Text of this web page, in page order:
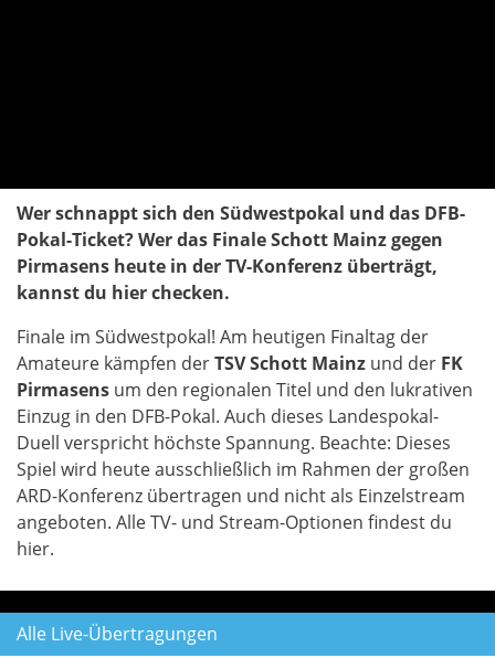
Wer schnappt sich den Südwestpokal und das DFB-
Pokal-Ticket? Wer das Finale Schott Mainz gegen
Pirmasens heute in der TV-Konferenz überträgt,
kannst du hier checken.
Finale im Südwestpokal! Am heutigen Finaltag der
Amateure kämpfen derTSV Schott Mainz und der FK
Pirmasens um den regionalen Titel und den lukrativen
Einzug in den DFB-Pokal. Auch dieses Landespokal-
Duell verspricht höchste Spannung. Beachte: Dieses
Spiel wird heute ausschließlich im Rahmen der großen
ARD-Konferenz übertragen und nicht als Einzelstream
angeboten. Alle TV- und Stream-Optionen findest du
hier.
Alle Live-Übertragungen